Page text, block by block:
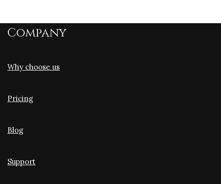
Company
Why choose us
Pricing
Blog
Support